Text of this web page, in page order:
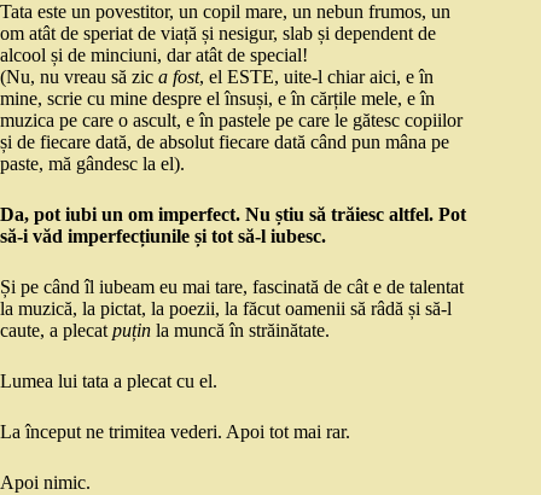
Tata este un povestitor, un copil mare, un nebun frumos, un
om atât de speriat de viață și nesigur, slab și dependent de
alcool și de minciuni, dar atât de special!
(Nu, nu vreau să zic a fost, el ESTE, uite-l chiar aici, e în
mine, scrie cu mine despre el însuși, e în cărțile mele, e în
muzica pe care o ascult, e în pastele pe care le gătesc copiilor
și de fiecare dată, de absolut fiecare dată când pun mâna pe
paste, mă gândesc la el).
Da, pot iubi un om imperfect. Nu știu să trăiesc altfel. Pot
să-i văd imperfecțiunile și tot să-l iubesc.
Și pe când îl iubeam eu mai tare, fascinată de cât e de talentat
la muzică, la pictat, la poezii, la făcut oamenii să râdă și să-l
caute, a plecat puțin la muncă în străinătate.
Lumea lui tata a plecat cu el.
La început ne trimitea vederi. Apoi tot mai rar.
Apoi nimic.